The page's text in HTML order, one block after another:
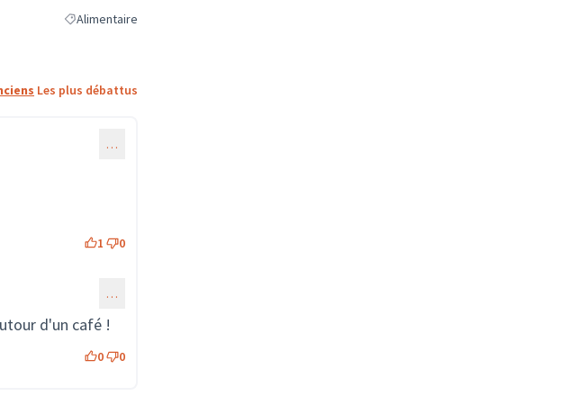
Filtrer les résultats de la catégorie : Alimentaire
Alimentaire
Les plus débattus
…
1 0
…
d'un café !
0 0